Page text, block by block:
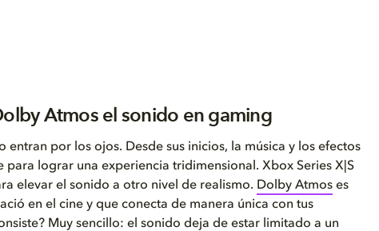
Atmos el sonido en gaming
entran por los ojos. Desde sus inicios, la música y los efectos
para lograr una experiencia tridimensional. Xbox Series X|S
elevar el sonido a otro nivel de realismo. Dolby Atmos es
en el cine y que conecta de manera única con tus
Muy sencillo: el sonido deja de estar limitado a un